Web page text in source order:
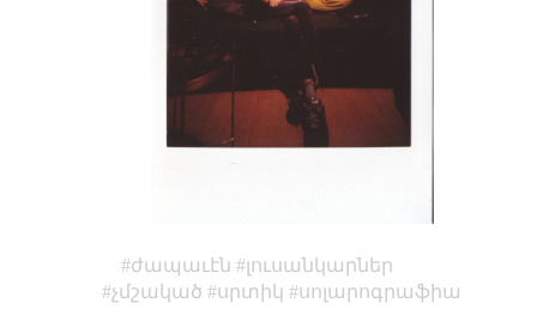
ժապաւէն
լուսանկարներ
չմշակած
սրտիկ
սոլարոգրաֆիա